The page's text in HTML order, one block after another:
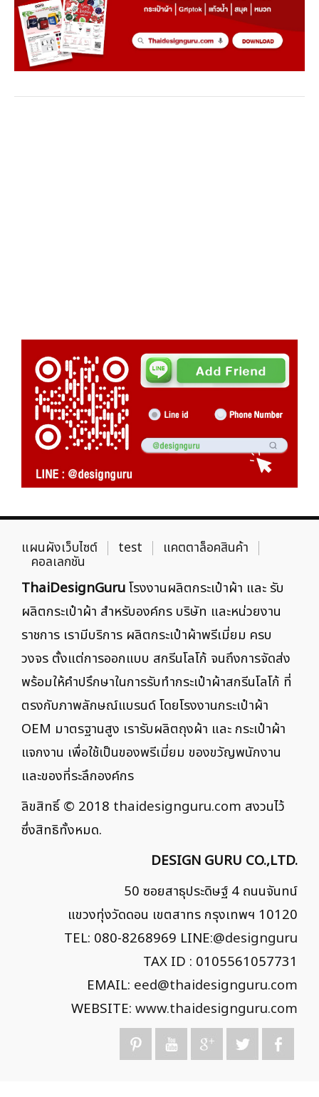
แผนผังเว็บไซต์ test แคตตาล็อคสินค้า
คอลเลกชัน
ThaiDesignGuruโรงงานผลิตกระเป๋าผ้า และ รับ
ผลิตกระเป๋าผ้า สำหรับองค์กร บริษัท และหน่วยงาน
ราชการ เรามีบริการ ผลิตกระเป๋าผ้าพรีเมี่ยม ครบ
วงจร ตั้งแต่การออกแบบ สกรีนโลโก้ จนถึงการจัดส่ง
พร้อมให้คำปรึกษาในการรับทำกระเป๋าผ้าสกรีนโลโก้ ที่
ตรงกับภาพลักษณ์แบรนด์ โดยโรงงานกระเป๋าผ้า
OEM มาตรฐานสูง เรารับผลิตถุงผ้า และ กระเป๋าผ้า
แจกงาน เพื่อใช้เป็นของพรีเมี่ยม ของขวัญพนักงาน
และของที่ระลึกองค์กร
ลิขสิทธิ์ © 2018 thaidesignguru.com สงวนไว้
ซึ่งสิทธิทั้งหมด.
DESIGN GURU CO.,LTD.
50 ซอยสาธุประดิษฐ์ 4 ถนนจันทน์
แขวงทุ่งวัดดอน เขตสาทร กรุงเทพฯ 10120
TEL: 080-8268969 LINE:@designguru
TAX ID : 0105561057731
EMAIL: eed@thaidesignguru.com
WEBSITE: www.thaidesignguru.com